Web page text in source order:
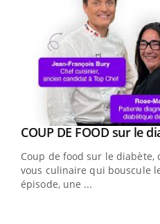
Youtube
COUP DE FOOD sur le
Coup de food sur le diabète,
vous culinaire qui bouscule
épisode, une ...